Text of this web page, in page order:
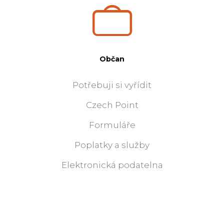
Občan
Potřebuji si vyřídit
Czech Point
Formuláře
Poplatky a služby
Elektronická podatelna